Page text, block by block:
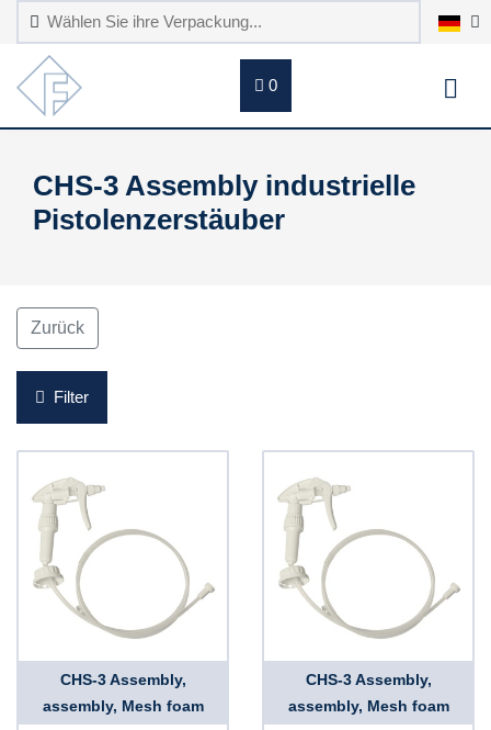
0
CHS-3 Assembly industrielle
Pistolenzerstäuber
Zurück
Filter
CHS-3 Assembly,
assembly, Mesh foam
CHS-3 Assembly,
assembly, Mesh foam